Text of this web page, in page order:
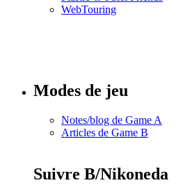
WebTouring
Modes de jeu
Notes/blog de Game A
Articles de Game B
Suivre B/Nikoneda